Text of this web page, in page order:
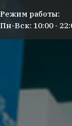
Режим работы:
Пн-Вск: 10:00 -